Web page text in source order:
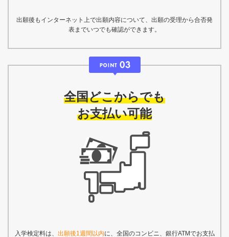
出願後もインターネット上で出願内容について、出願の受理から合否発
表までいつでも確認ができます。
全国どこからでも
お支払い可能
入学検定料は、 出願後1週間以内に、全国のコンビニ、銀行ATMでお支払